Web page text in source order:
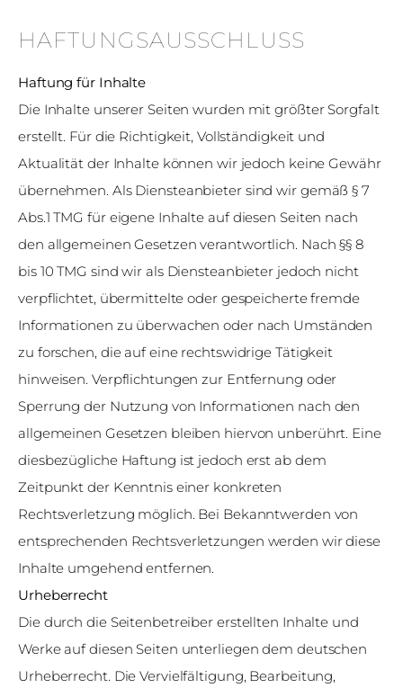
HAFTUNGSAUSSCHLUSS
Haftung für Inhalte
Die Inhalte unserer Seiten wurden mit größter Sorgfalt
erstellt. Für die Richtigkeit, Vollständigkeit und
Aktualität der Inhalte können wir jedoch keine Gewähr
übernehmen. Als Diensteanbieter sind wir gemäß § 7
Abs.1 TMG für eigene Inhalte auf diesen Seiten nach
den allgemeinen Gesetzen verantwortlich. Nach §§ 8
bis 10 TMG sind wir als Diensteanbieter jedoch nicht
verpflichtet, übermittelte oder gespeicherte fremde
Informationen zu überwachen oder nach Umständen
zu forschen, die auf eine rechtswidrige Tätigkeit
hinweisen. Verpflichtungen zur Entfernung oder
Sperrung der Nutzung von Informationen nach den
allgemeinen Gesetzen bleiben hiervon unberührt. Eine
diesbezügliche Haftung ist jedoch erst ab dem
Zeitpunkt der Kenntnis einer konkreten
Rechtsverletzung möglich. Bei Bekanntwerden von
entsprechenden Rechtsverletzungen werden wir diese
Inhalte umgehend entfernen.
Urheberrecht
Die durch die Seitenbetreiber erstellten Inhalte und
Werke auf diesen Seiten unterliegen dem deutschen
Urheberrecht. Die Vervielfältigung, Bearbeitung,